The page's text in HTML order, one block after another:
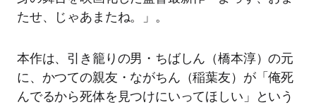
たせ、じゃあまたね。」。
本作は、引き籠りの男・ちばしん（橋本淳）の元
に、かつての親友・ながちん（稲葉友）が「俺死
んでるから死体を⾒つけにいってほしい」という